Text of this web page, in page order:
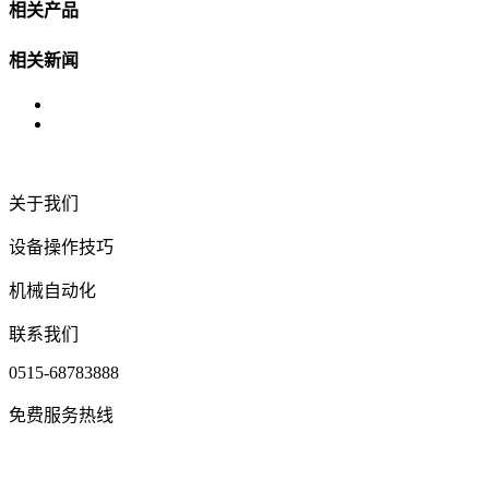
相关产品
相关新闻
关于我们
设备操作技巧
机械自动化
联系我们
0515-68783888
免费服务热线